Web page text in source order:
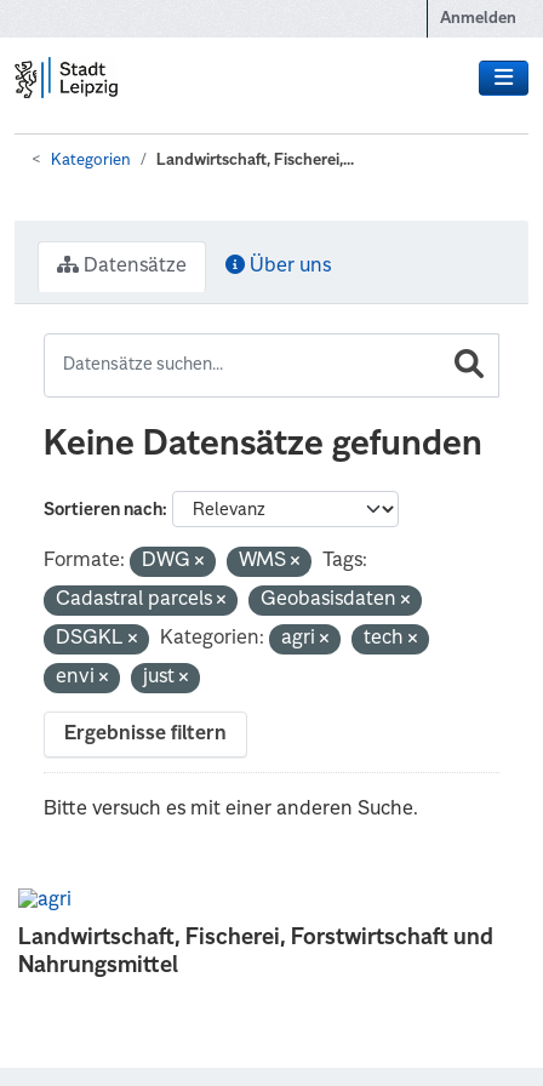
Anmelden
Kategorien Landwirtschaft, Fischerei,...
Landwirtschaft, Fischerei, Forstwirtschaft und
Nahrungsmittel
Datensätze Über uns
Keine Datensätze gefunden
Sortieren nach
Formate: DWG WMS
Tags:
Cadastral parcels
Geobasisdaten
DSGKL
Kategorien: agri
tech
envi
just
Ergebnisse filtern
Bitte versuch es mit einer anderen Suche.